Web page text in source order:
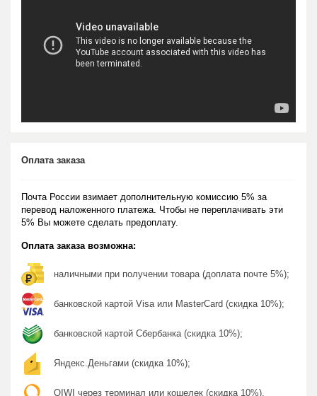
Оплата заказа
Почта России взимает дополнительную комиссию 5% за
перевод наложенного платежа. Чтобы не переплачивать эти
5% Вы можете сделать предоплату.
Оплата заказа возможна:
наличными при получении товара (доплата почте 5%);
банковской картой Visa или MasterCard (скидка 10%);
банковской картой Сбербанка (скидка 10%);
Яндекс.Деньгами (скидка 10%);
QIWI через терминал или кошелек (скидка 10%).